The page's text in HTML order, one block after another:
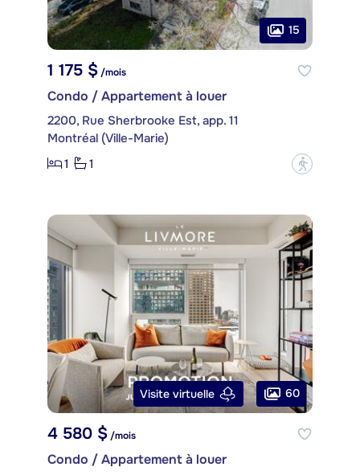
15
1 175 $ /mois
Condo / Appartement à louer
2200, Rue Sherbrooke Est, app. 11
Montréal (Ville-Marie)
1
1 ?
Visite virtuelle 60
4 580 $/mois
Condo / Appartement à louer